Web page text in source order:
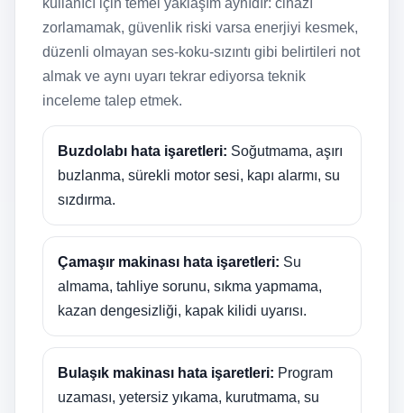
kullanıcı için temel yaklaşım aynıdır: cihazı
zorlamamak, güvenlik riski varsa enerjiyi kesmek,
düzenli olmayan ses-koku-sızıntı gibi belirtileri not
almak ve aynı uyarı tekrar ediyorsa teknik
inceleme talep etmek.
Buzdolabı hata işaretleri: Soğutmama, aşırı
buzlanma, sürekli motor sesi, kapı alarmı, su
sızdırma.
Çamaşır makinası hata işaretleri: Su
almama, tahliye sorunu, sıkma yapmama,
kazan dengesizliği, kapak kilidi uyarısı.
Bulaşık makinası hata işaretleri: Program
uzaması, yetersiz yıkama, kurutmama, su